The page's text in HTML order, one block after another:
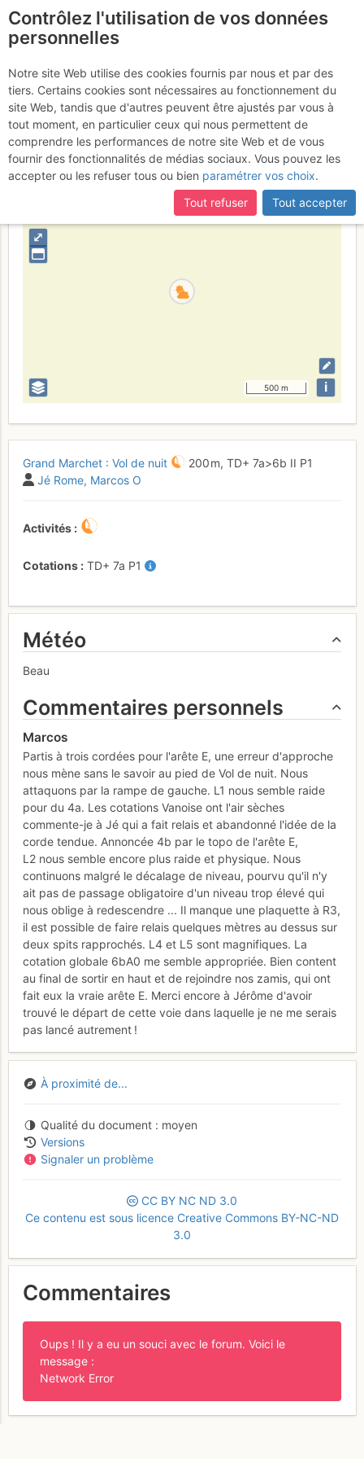
Le Grand Marchet : Vol
de nuit
Samedi 24 juin 2017
France Savoie Vanoise
⤢
500 m i
Grand Marchet : Vol de nuit 200 m, TD+ 7a>6b II P1
Jé Rome Marcos O
Activités
Cotations TD+ 7a P1
Météo
Beau
Commentaires personnels
Marcos
Partis à trois cordées pour l'arête E, une erreur d'approche
nous mène sans le savoir au pied de Vol de nuit. Nous
attaquons par la rampe de gauche. L1 nous semble raide
pour du 4a. Les cotations Vanoise ont l'air sèches
commente-je à Jé qui a fait relais et abandonné l'idée de la
corde tendue. Annoncée 4b par le topo de l'arête E,
L2 nous semble encore plus raide et physique. Nous
continuons malgré le décalage de niveau, pourvu qu'il n'y
ait pas de passage obligatoire d'un niveau trop élevé qui
nous oblige à redescendre ... Il manque une plaquette à R3,
il est possible de faire relais quelques mètres au dessus sur
deux spits rapprochés. L4 et L5 sont magnifiques. La
cotation globale 6bA0 me semble appropriée. Bien content
au final de sortir en haut et de rejoindre nos zamis, qui ont
fait eux la vraie arête E. Merci encore à Jérôme d'avoir
trouvé le départ de cette voie dans laquelle je ne me serais
pas lancé autrement !
À proximité de...
Qualité du document
moyen
Versions
Signaler un problème
CC BY NC ND 3.0
Ce contenu est sous licence Creative Commons BY-NC-ND
3.0
Commentaires
Oups ! Il y a eu un souci avec le forum. Voici le
message :
Network Error
Contrôlez l'utilisation de vos données
personnelles
Notre site Web utilise des cookies fournis par nous et par des
tiers. Certains cookies sont nécessaires au fonctionnement du
site Web, tandis que d'autres peuvent être ajustés par vous à
tout moment, en particulier ceux qui nous permettent de
comprendre les performances de notre site Web et de vous
fournir des fonctionnalités de médias sociaux. Vous pouvez les
accepter ou les refuser tous ou bien paramétrer vos choix.
Tout refuser
Tout accepter